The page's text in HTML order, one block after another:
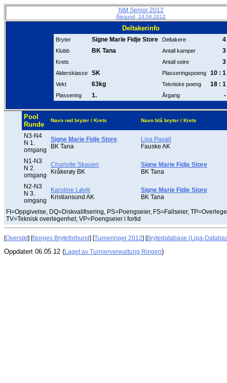
NM Senior 2012
Ålesund, 14.04.2012
Deltakerinfo
Bryter Signe Marie Fidje Store Deltakere 4
Klubb BK Tana Antall kamper 3
Krets Antall seire 3
Aldersklasse SK Plasseringspoeng 10 : 1
Vekt 63kg Tekniske poeng 18 : 1
Plassering 1. Årgang -
Pool
Runde
Navn rød bryter / Krets Navn blå bryter / Krets
N3-N4
N 1.
omgang
Signe Marie Fidje Store
BK Tana
Lisa Pavall
Fauske AK
N1-N3
N 2.
omgang
Charlotte Skauen
Kråkerøy BK
Signe Marie Fidje Store
BK Tana
N2-N3
N 3.
omgang
Karoline Løvik
Kristiansund AK
Signe Marie Fidje Store
BK Tana
FI=Oppgivelse, DQ=Diskvalifisering, PS=Poengseier, FS=Fallseier,
TV=Teknisk overlegenhet, VP=Poengseier i fortid
[Oversikt] [Norges Bryteforbund] [Turneringer 2012] [Brytedatabase (Liga-
Oppdatert 06.05.12 (Laget av Turnierverwaltung Ringen)